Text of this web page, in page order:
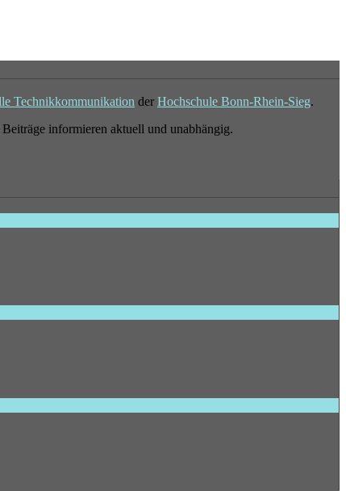
Technikkommunikation der Hochschule Bonn-Rhein-Sieg.
informieren aktuell und unabhängig.